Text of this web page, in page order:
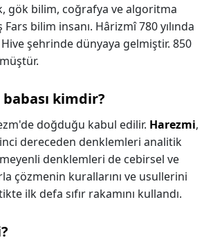
gök bilim, coğrafya ve algoritma
Fars bilim insanı. Hârizmî 780 yılında
şehrinde dünyaya gelmiştir. 850
kimdir?
doğduğu kabul edilir. Harezmi,
dereceden denklemleri analitik
denklemleri de cebirsel ve
çözmenin kurallarını ve usullerini
ilk defa sıfır rakamını kullandı.